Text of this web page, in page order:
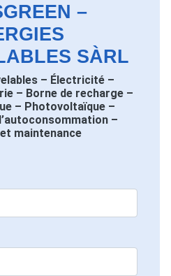
–
SÀRL
– Électricité –
– Borne de recharge –
– Photovoltaïque –
–
maintenance